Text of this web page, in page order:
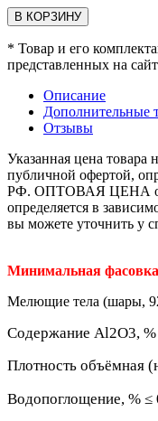
В КОРЗИНУ
* Товар и его
представленных на
Описание
Дополнительные
Отзывы
Указанная цена товара
публичной офертой,
РФ. ОПТОВАЯ ЦЕНА
определяется в
вы можете уточнить у
Минимальная
Мелющие тела (шары,
Содержание Al2O3, %
Плотность объёмная
Водопоглощение, % ≤